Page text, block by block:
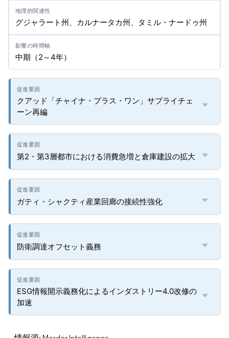
グジャラート州、カルナータカ州、タミル・ナードゥ州
中期（2～4年）
クアッド「チャイナ・プラス・ワン」サプライチェ
ーン再編
第2・第3層都市における消費急増と倉庫建設の拡大
ガティ・シャクティ産業回廊の接続性強化
防衛調達オフセット義務
ESG情報開示義務化によるインダストリー4.0改修の
加速